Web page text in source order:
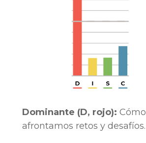
Dominante (D, rojo): Cómo
afrontamos retos y desafíos.